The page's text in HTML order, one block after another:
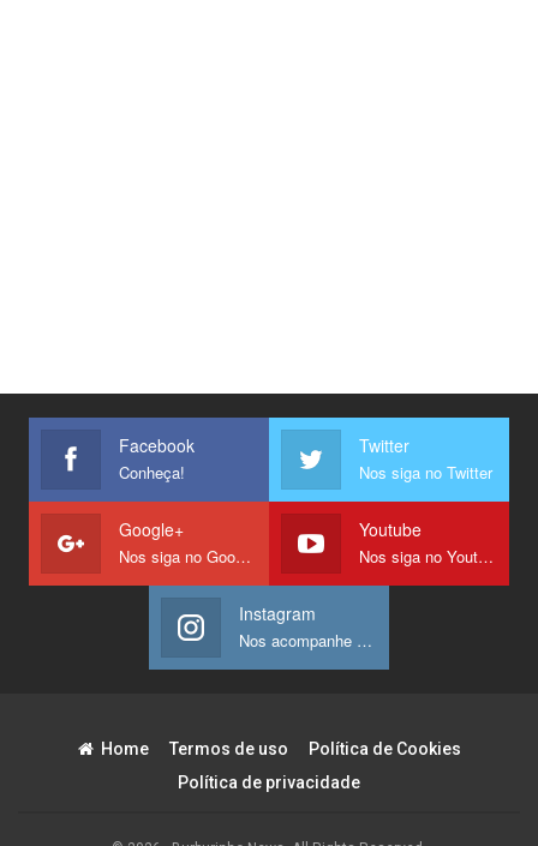
Facebook
Conheça!
Twitter
Nos siga no Twitter
Google+
Nos siga no Google +
Youtube
Nos siga no Youtube
Instagram
Nos acompanhe no Instagram
Home Termos de uso
Política de Cookies
Política de privacidade